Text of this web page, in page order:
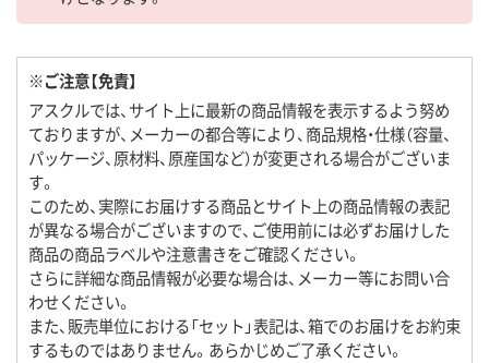
※ご注意【免責】
アスクルでは、サイト上に最新の商品情報を表示するよう努め
ておりますが、メーカーの都合等により、商品規格・仕様（容量、
パッケージ、原材料、原産国など）が変更される場合がございま
す。
このため、実際にお届けする商品とサイト上の商品情報の表記
が異なる場合がございますので、ご使用前には必ずお届けした
商品の商品ラベルや注意書きをご確認ください。
さらに詳細な商品情報が必要な場合は、メーカー等にお問い合
わせください。
また、販売単位における「セット」表記は、箱でのお届けをお約束
するものではありません。あらかじめご了承ください。